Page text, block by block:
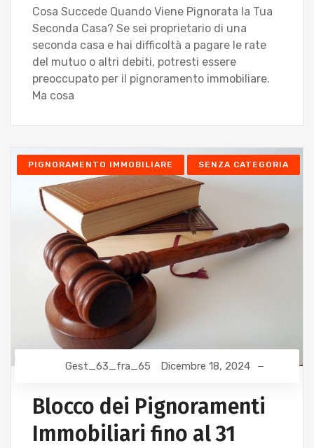
Cosa Succede Quando Viene Pignorata la Tua
Seconda Casa? Se sei proprietario di una
seconda casa e hai difficoltà a pagare le rate
del mutuo o altri debiti, potresti essere
preoccupato per il pignoramento immobiliare.
Ma cosa
PIGNORAMENTO IMMOBILIARE SENZA CATEGORIA
Gest_63_fra_65 Dicembre 18, 2024
Blocco dei Pignoramenti
Immobiliari fino al 31